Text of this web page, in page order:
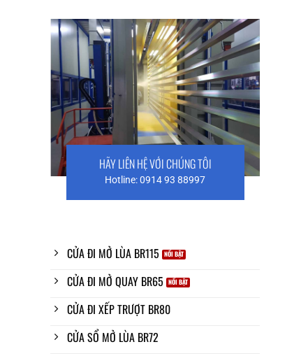
HÃY LIÊN HỆ VỚI CHÚNG TÔI
Hotline: 0914 93 88997
CỬA ĐI MỞ LÙA BR115
CỬA ĐI MỞ QUAY BR65
CỬA ĐI XẾP TRƯỢT BR80
CỬA SỔ MỞ LÙA BR72